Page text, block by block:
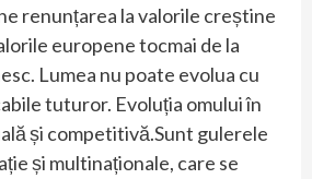
renunțarea la valorile creștine
europene tocmai de la
Lumea nu poate evolua cu
tuturor. Evoluția omului în
și competitivă.Sunt gulerele
și multinaționale, care se